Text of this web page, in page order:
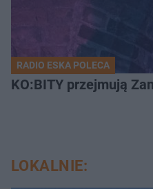
RADIO ESKA POLECA
KO:BITY przejmują
LOKALNIE: